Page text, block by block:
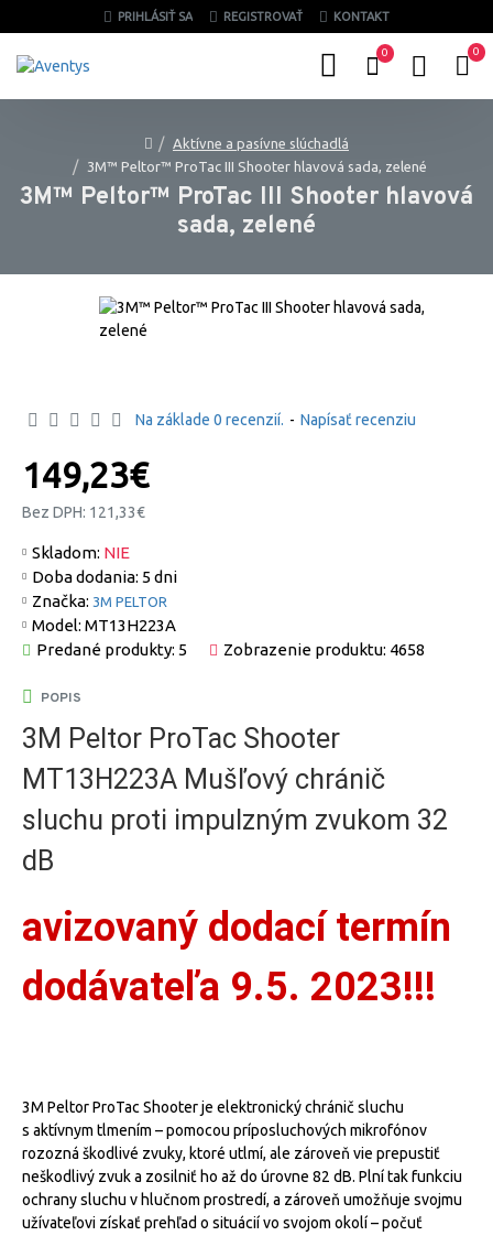
PRIHLÁSIŤ SA REGISTROVAŤ KONTAKT
0 0
Aktívne a pasívne slúchadlá
3M™ Peltor™ ProTac III Shooter hlavová sada, zelené
3M™ Peltor™ ProTac III Shooter hlavová
sada, zelené
Skladom: NIE
Doba dodania: 5 dni
Značka: 3M PELTOR
Model: MT13H223A
Predané produkty: 5
Zobrazenie produktu: 4658
Na základe 0 recenzií. - Napísať recenziu
149,23€
Bez DPH: 121,33€
POPIS
3M Peltor ProTac Shooter
MT13H223A Mušľový chránič
sluchu proti impulzným zvukom 32
dB
avizovaný dodací termín
dodávateľa 9.5. 2023!!!
3M Peltor ProTac Shooter je elektronický chránič sluchu
s aktívnym tlmením – pomocou príposluchových mikrofónov
rozozná škodlivé zvuky, ktoré utlmí, ale zároveň vie prepustiť
neškodlivý zvuk a zosilniť ho až do úrovne 82 dB. Plní tak funkciu
ochrany sluchu v hlučnom prostredí, a zároveň umožňuje svojmu
užívateľovi získať prehľad o situácií vo svojom okolí – počuť